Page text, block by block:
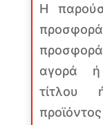
Η
αγορά ή
τίτλου